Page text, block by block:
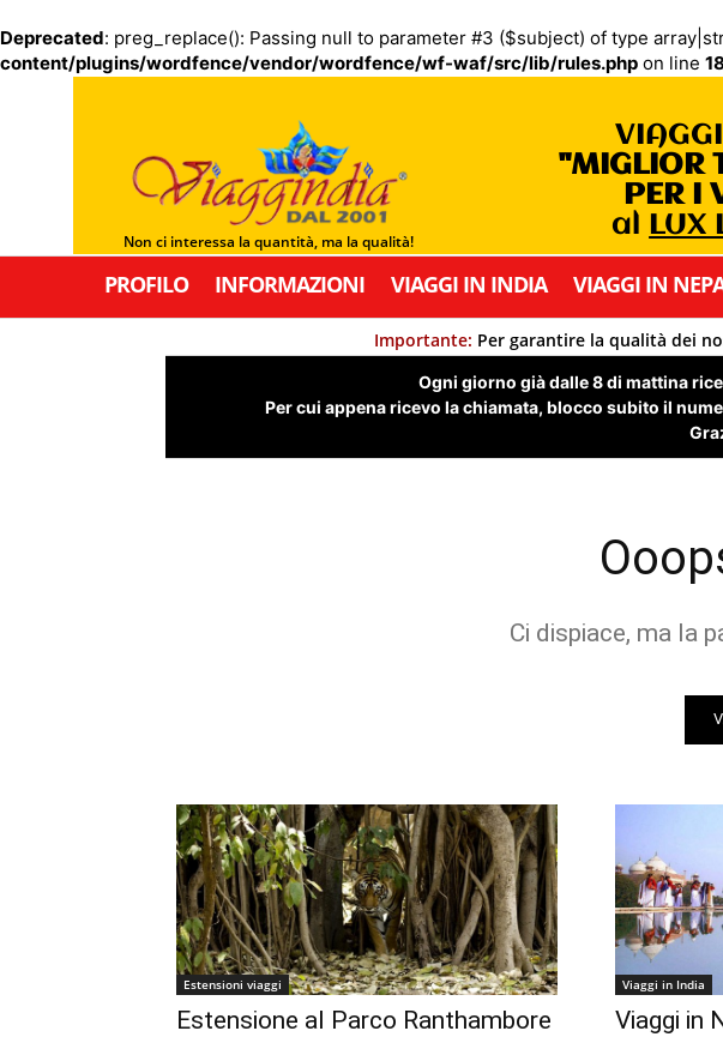
Deprecated: preg_replace(): Passing null to parameter #3 ($subject) of type
content/plugins/wordfence/vendor/wordfence/wf-waf/src/lib/rules.php on line
Non ci interessa la quantità, ma la qualità!
"MIGLIOR
PER I
al
PROFILO INFORMAZIONI VIAGGI IN INDIA VIAGGI IN
Importante: Per garantire la qualità dei
Ogni giorno già dalle 8 di mattina
Per cui appena ricevo la chiamata, blocco subito il
Ci dispiace, ma la
Estensioni viaggi
Estensione al Parco Ranthambore
Viaggi in India
Viaggi in